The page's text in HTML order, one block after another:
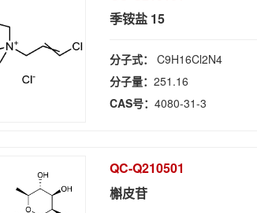
季铵盐 15
分子式：C9H16Cl2N4
分子量：251.16
CAS号：4080-31-3
QC-Q210501
槲皮苷